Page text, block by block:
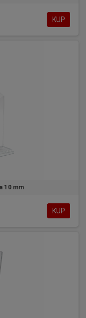
KUP
10 mm
KUP